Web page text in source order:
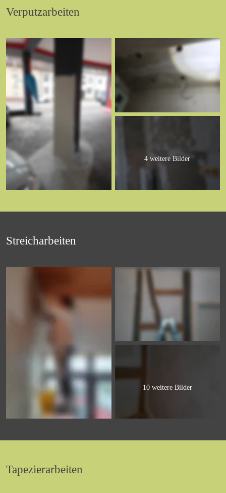
Verputzarbeiten
4 weitere Bilder
Streicharbeiten
10 weitere Bilder
Tapezierarbeiten